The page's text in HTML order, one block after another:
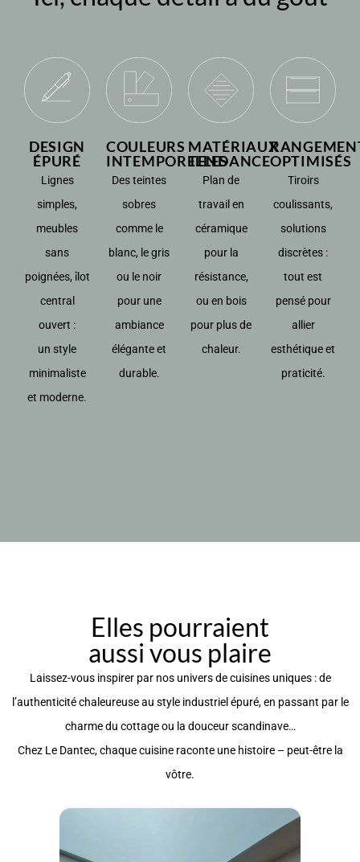
DESIGN
ÉPURÉ
Lignes
simples,
meubles
sans
poignées, îlot
central
ouvert :
un style
minimaliste
et moderne.
COULEURS
INTEMPORELLES
Des teintes
sobres
comme le
blanc, le gris
ou le noir
pour une
ambiance
élégante et
durable.
MATÉRIAUX
TENDANCE
Plan de
travail en
céramique
pour la
résistance,
ou en bois
pour plus de
chaleur.
OPTIMISÉS
Tiroirs
coulissants,
solutions
discrètes :
tout est
pensé pour
allier
esthétique et
praticité.
Elles pourraient
aussi vous plaire
Laissez-vous inspirer par nos univers de cuisines uniques : de
l’authenticité chaleureuse au style industriel épuré, en passant par le
charme du cottage ou la douceur scandinave…
Chez Le Dantec, chaque cuisine raconte une histoire – peut-être la
vôtre.